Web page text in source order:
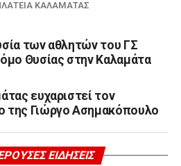
ΚΑΛΑΜΆΤΑΣ
των αθλητών του ΓΣ
Θυσίας στην Καλαμάτα
ευχαριστεί τον
της Γιώργο Ασημακόπουλο
ΕΙΔΉΣΕΙΣ